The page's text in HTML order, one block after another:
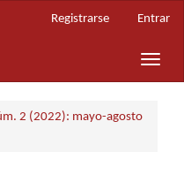
Registrarse Entrar
Toggle
2 (2022): mayo-agosto